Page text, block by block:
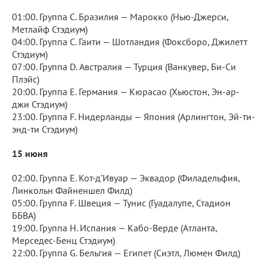
01:00. Группа C. Бразилия — Марокко (Нью-Джерси,
Метлайф Стэдиум)
04:00. Группа C. Гаити — Шотландия (Фоксборо, Джилетт
Стэдиум)
07:00. Группа D. Австралия — Турция (Ванкувер, Би-Си
Плэйс)
20:00. Группа E. Германия — Кюрасао (Хьюстон, Эн-ар-
джи Стэдиум)
23:00. Группа F. Нидерланды — Япония (Арлингтон, Эй-ти-
энд-ти Стэдиум)
15 июня
02:00. Группа E. Кот-д’Ивуар — Эквадор (Филадельфия,
Линкольн Файненшел Филд)
05:00. Группа F. Швеция — Тунис (Гуадалупе, Стадион
ББВА)
19:00. Группа H. Испания — Кабо-Верде (Атланта,
Мерседес-Бенц Стэдиум)
22:00. Группа G. Бельгия — Египет (Сиэтл, Люмен Филд)